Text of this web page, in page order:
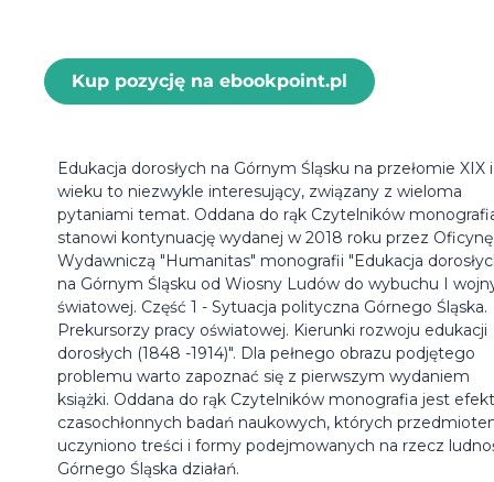
Kup pozycję na ebookpoint.pl
Edukacja dorosłych na Górnym Śląsku na przełomie XIX
wieku to niezwykle interesujący, związany z wieloma
pytaniami temat. Oddana do rąk Czytelników
stanowi kontynuację wydanej w 2018 roku przez Oficynę
Wydawniczą "Humanitas" monografii "Edukacja
na Górnym Śląsku od Wiosny Ludów do wybuchu I
światowej. Część 1 - Sytuacja polityczna Górnego Śląska.
Prekursorzy pracy oświatowej. Kierunki rozwoju edukacji
dorosłych (1848 -1914)". Dla pełnego obrazu podjętego
problemu warto zapoznać się z pierwszym wydaniem
książki. Oddana do rąk Czytelników monografia jest
czasochłonnych badań naukowych, których
uczyniono treści i formy podejmowanych na rzecz
Górnego Śląska działań.